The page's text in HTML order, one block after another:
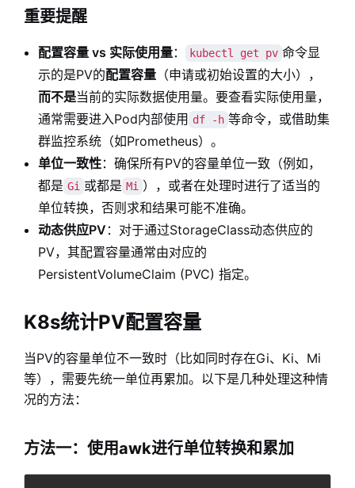
重要提醒
配置容量 vs 实际使用量： kubectl get pv 命令显
示的是PV的配置容量 （申请或初始设置的大小），
而不是当前的实际数据使用量。要查看实际使用量，
通常需要进入Pod内部使用 df -h 等命令，或借助集
群监控系统（如Prometheus）。
单位一致性：确保所有PV的容量单位一致（例如，
都是 Gi 或都是 Mi ），或者在处理时进行了适当的
单位转换，否则求和结果可能不准确。
动态供应PV ：对于通过StorageClass动态供应的
PV，其配置容量通常由对应的
PersistentVolumeClaim (PVC) 指定。
K8s统计PV配置容量
当PV的容量单位不一致时（比如同时存在Gi、Ki、Mi
等），需要先统一单位再累加。以下是几种处理这种情
况的方法：
方法一：使用awk进行单位转换和累加